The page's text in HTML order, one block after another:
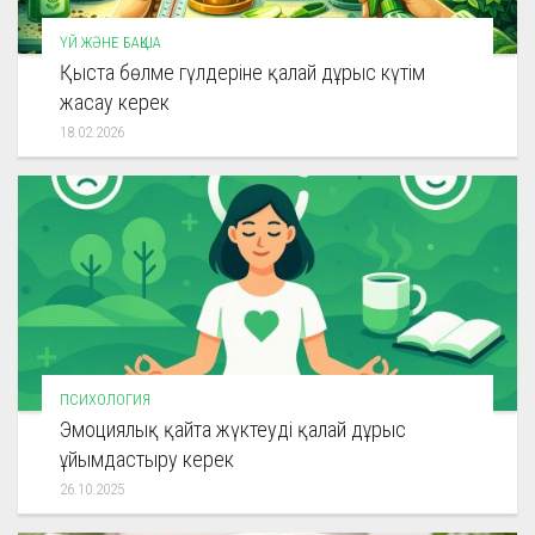
ҮЙ ЖӘНЕ БАҚША
Қыста бөлме гүлдеріне қалай дұрыс күтім
жасау керек
18.02.2026
ПСИХОЛОГИЯ
Эмоциялық қайта жүктеуді қалай дұрыс
ұйымдастыру керек
26.10.2025